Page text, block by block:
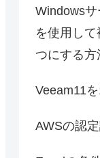
Windows
を使用し
つにする方
Veeam11
AWSの認